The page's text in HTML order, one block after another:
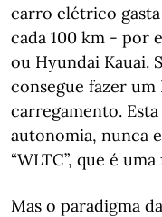
carro elétrico
cada 100 km - por
ou Hyundai Kauai.
consegue fazer
carregamento.
autonomia, nunca
“WLTC”, que é
Mas o paradigma